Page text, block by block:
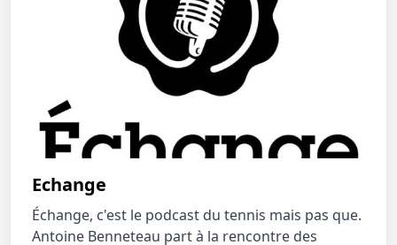
Echange
Échange, c'est le podcast du tennis mais pas que.
Antoine Benneteau part à la rencontre des